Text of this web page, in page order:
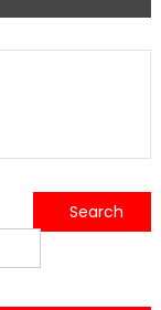
आपसी झगड़े में गंभीर घायल ने बाद में अस्पताल में तोड़ा था दम।